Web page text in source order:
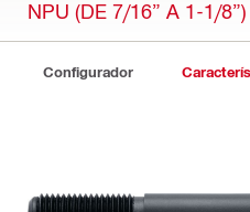
NPU (DE 7/16” A 1-1/8”)
Configurador